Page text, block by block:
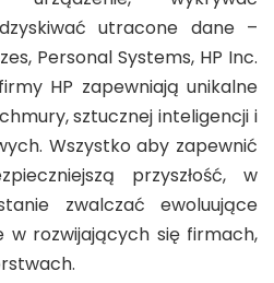
utracone dane –
Personal Systems, HP Inc.
HP zapewniają unikalne
sztucznej inteligencji i
Wszystko aby zapewnić
przyszłość, w
zwalczać ewoluujące
w rozwijających się firmach,